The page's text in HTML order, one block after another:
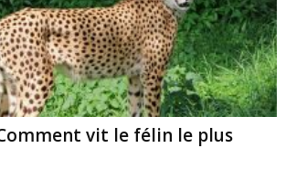
vit le félin le plus